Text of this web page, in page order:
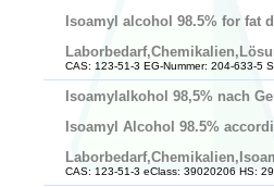
Isoamyl alcohol 98.5% for fat
CAS: 123-51-3 EG-Nummer: 204-633-5
Isoamylalkohol 98,5% nach
Isoamyl Alcohol 98.5%
CAS: 123-51-3 eClass: 39020206 HS: